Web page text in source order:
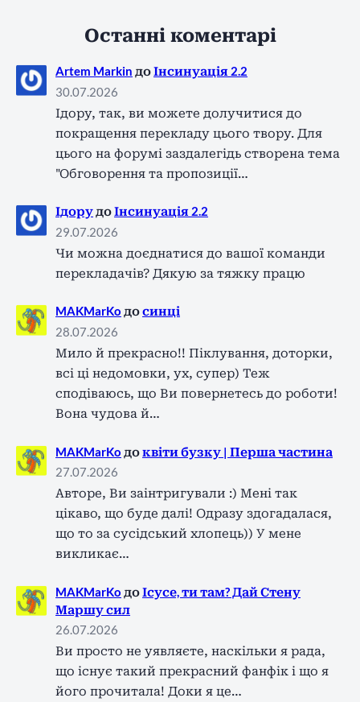
Останні коментарі
Artem Markin доІнсинуація 2.2
30.07.2026
Ідору, так, ви можете долучитися до
покращення перекладу цього твору. Для
цього на форумі заздалегідь створена тема
"Обговорення та пропозиції…
Ідору доІнсинуація 2.2
29.07.2026
Чи можна доєднатися до вашої команди
перекладачів? Дякую за тяжку працю
MAKMarKo досинці
28.07.2026
Мило й прекрасно!! Піклування, доторки,
всі ці недомовки, ух, супер) Теж
сподіваюсь, що Ви повернетесь до роботи!
Вона чудова й…
MAKMarKo доквіти бузку | Перша частина
27.07.2026
Авторе, Ви заінтригували :) Мені так
цікаво, що буде далі! Одразу здогадалася,
що то за сусідський хлопець)) У мене
викликає…
MAKMarKo доІсусе, ти там? Дай Стену
Маршу сил
26.07.2026
Ви просто не уявляєте, наскільки я рада,
що існує такий прекрасний фанфік і що я
його прочитала! Доки я це…